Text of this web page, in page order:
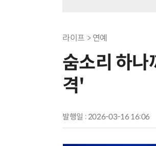
라이프 > 연예
숨소리 하
격'
발행일 : 2026-03-16 16:06